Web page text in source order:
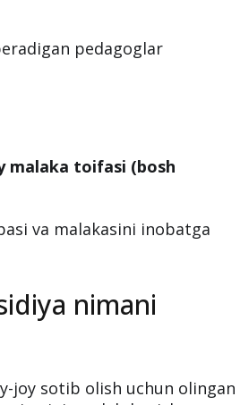
toifadagi pedagoglarga
pedagoglar
malaka toifasi (bosh
va malakasini inobatga